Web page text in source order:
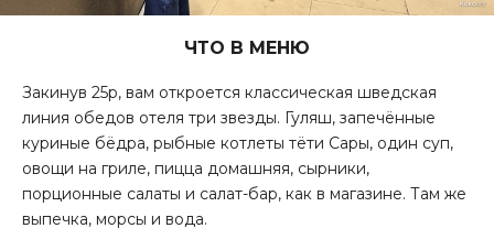
ЧТО В МЕНЮ
Закинув 25р, вам откроется классическая шведская
линия обедов отеля три звезды. Гуляш, запечённые
куриные бёдра, рыбные котлеты тёти Сары, один суп,
овощи на гриле, пицца домашняя, сырники,
порционные салаты и салат-бар, как в магазине. Там же
выпечка, морсы и вода.